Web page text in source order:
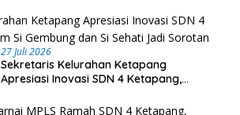
27 Juli 2026
Sekretaris Kelurahan Ketapang
Apresiasi Inovasi SDN 4 Ketapang,
Sorotan